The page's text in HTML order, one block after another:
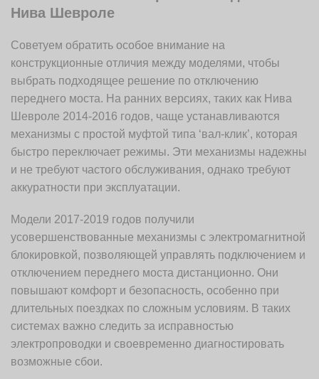
Нива Шевроле
Советуем обратить особое внимание на
конструкционные отличия между моделями, чтобы
выбрать подходящее решение по отключению
переднего моста. На ранних версиях, таких как Нива
Шевроле 2014-2016 годов, чаще устанавливаются
механизмы с простой муфтой типа ‘вал-клик’, которая
быстро переключает режимы. Эти механизмы надежны
и не требуют частого обслуживания, однако требуют
аккуратности при эксплуатации.
Модели 2017-2019 годов получили
усовершенствованные механизмы с электромагнитной
блокировкой, позволяющей управлять подключением и
отключением переднего моста дистанционно. Они
повышают комфорт и безопасность, особенно при
длительных поездках по сложным условиям. В таких
системах важно следить за исправностью
электропроводки и своевременно диагностировать
возможные сбои.